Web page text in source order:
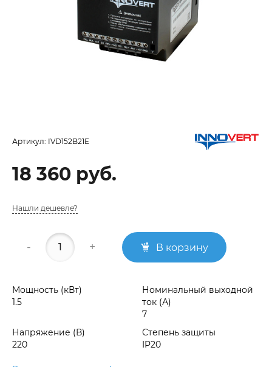
Артикул: IVD152B21E
18 360 руб.
Нашли дешевле?
- + В корзину
Мощность (кВт)
1.5
Номинальный выходной
ток (А)
7
Напряжение (В)
220
Степень защиты
IP20